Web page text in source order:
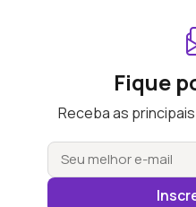
Fique
Receba as